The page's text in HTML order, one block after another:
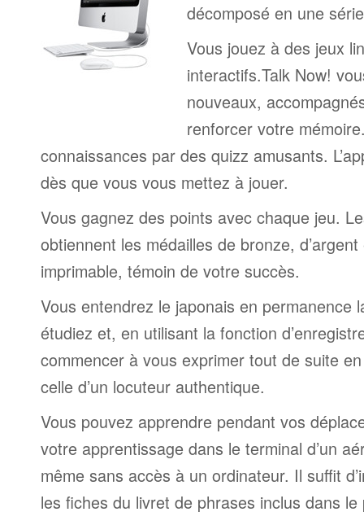
décomposé en une
Vous jouez à des jeux
interactifs.Talk Now!
nouveaux,
renforcer votre
connaissances par des quizz amusants.
dès que vous vous mettez à jouer.
Vous gagnez des points avec chaque jeu.
obtiennent les médailles de bronze,
imprimable, témoin de votre succès.
Vous entendrez le japonais en permanence
étudiez et, en utilisant la fonction
commencer à vous exprimer tout de suite
celle d’un locuteur authentique.
Vous pouvez apprendre pendant vos
votre apprentissage dans le terminal d’un
même sans accès à un ordinateur. Il suffit
les fiches du livret de phrases inclus dans le